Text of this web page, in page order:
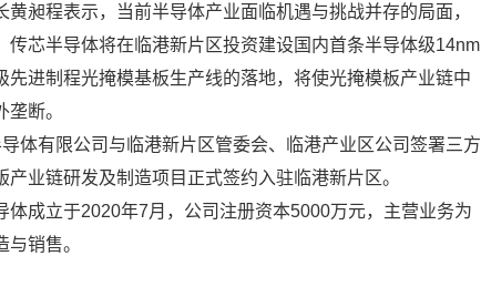
昶程表示，当前半导体产业面临机遇与挑战并存的局面，
传芯半导体将在临港新片区投资建设国内首条半导体级14nm
先进制程光掩模基板生产线的落地，将使光掩模板产业链中
断。
体有限公司与临港新片区管委会、临港产业区公司签署三方
业链研发及制造项目正式签约入驻临港新片区。
体成立于2020年7月，公司注册资本5000万元，主营业务为
销售。
*公司名称
联系人
*联系电话